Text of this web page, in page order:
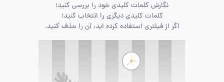
نگارش کلمات کلیدی خود را بررسی کنید؛
کلمات کلیدی دیگری را انتخاب کنید؛
اگر از فیلتری استفاده کرده اید، آن را حذف کنید.